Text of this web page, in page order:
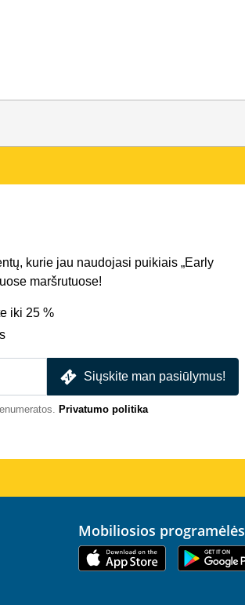
kurie jau naudojasi puikiais „Early
maršrutuose!
iki 25 %
Siųskite man pasiūlymus!
Privatumo politika
Mobiliosios programėlės